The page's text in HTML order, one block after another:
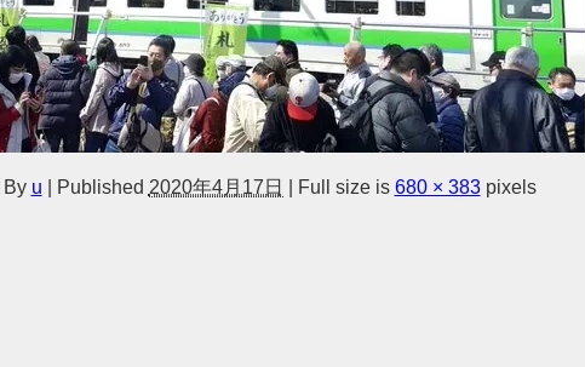
By u Published 2020年4月17日 Full size is 680 × 383pixels